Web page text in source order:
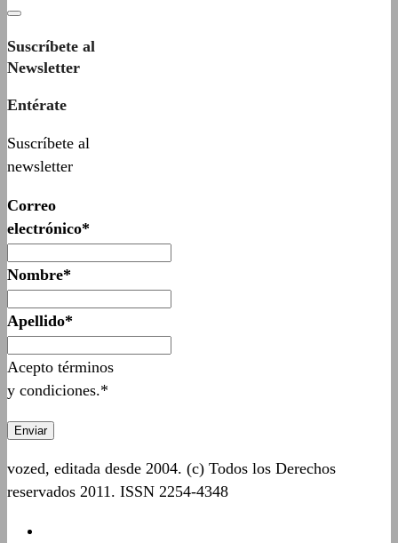
Suscríbete al
Newsletter
Entérate
Suscríbete al
newsletter
Correo
electrónico*
Nombre*
Apellido*
Acepto términos
y condiciones.*
vozed, editada desde 2004. (c) Todos los Derechos
reservados 2011. ISSN 2254-4348